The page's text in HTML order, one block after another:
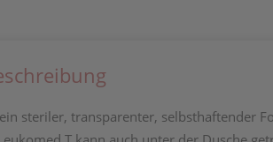
steriler, transparenter, selbsthaftender